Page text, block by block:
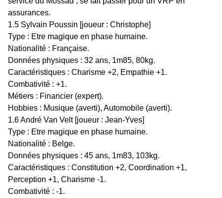
assurances.
1.5 Sylvain Poussin [joueur : Christophe]
Type : Etre magique en phase humaine.
Nationalité : Française.
Données physiques : 32 ans, 1m85, 80kg.
Caractéristiques : Charisme +2, Empathie +1.
Combativité : +1.
Métiers : Financier (expert).
Hobbies : Musique (averti), Automobile (averti).
1.6 André Van Velt [joueur : Jean-Yves]
Type : Etre magique en phase humaine.
Nationalité : Belge.
Données physiques : 45 ans, 1m83, 103kg.
Caractéristiques : Constitution +2, Coordination +1,
Perception +1, Charisme -1.
Combativité : -1.